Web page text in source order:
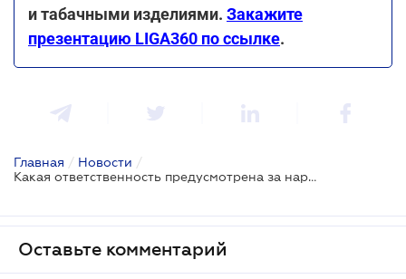
и табачными изделиями. Закажите
презентацию LIGA360 по ссылке.
Главная / Новости /
Какая ответственность предусмотрена за нарушение законодательства налоговыми агентами
Оставьте комментарий